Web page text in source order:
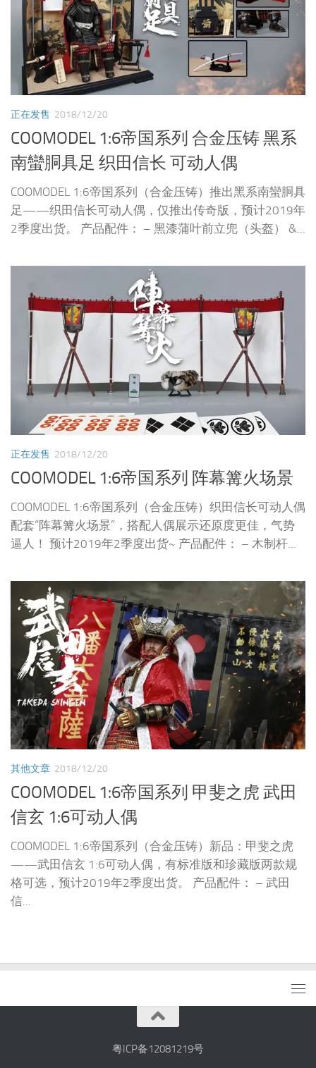
正在发售 2018/12/20
COOMODEL 1:6帝国系列 合金压铸 黑系
南蠻胴具足 织田信长 可动人偶
COOMODEL 1:6帝国系列（合金压铸）推出黑系南蠻胴具
足——织田信长可动人偶，仅推出传奇版，预计2019年
2季度出货。 产品配件： – 黑漆蒲叶前立兜（头盔） &...
正在发售 2018/12/20
COOMODEL 1:6帝国系列 阵幕篝火场景
COOMODEL 1:6帝国系列（合金压铸）织田信长可动人偶
配套“阵幕篝火场景”，搭配人偶展示还原度更佳，气势
逼人！ 预计2019年2季度出货~ 产品配件： – 木制杆...
其他文章 2018/12/20
COOMODEL 1:6帝国系列 甲斐之虎 武田
信玄 1:6可动人偶
COOMODEL 1:6帝国系列（合金压铸）新品：甲斐之虎
——武田信玄 1:6可动人偶，有标准版和珍藏版两款规
格可选，预计2019年2季度出货。 产品配件： – 武田
信...
粤ICP备12081219号